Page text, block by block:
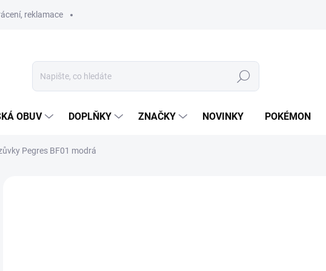
reklamace
Hledat
OBUV DOPLŇKY ZNAČKY NOVINKY POKÉMON
Pegres BF01 modrá